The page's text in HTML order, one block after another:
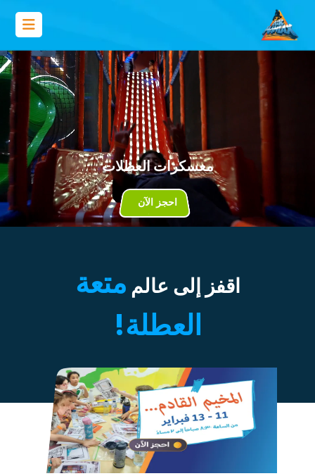
معسكرات العطلات
احجز الآن
اقفز إلى عالم متعة
العطلة!